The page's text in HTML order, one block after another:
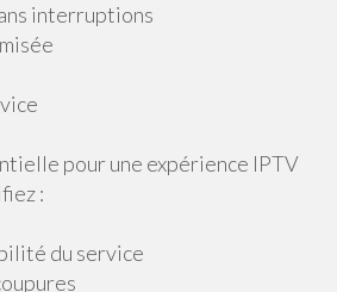
interruptions
pour une expérience IPTV
:
du service